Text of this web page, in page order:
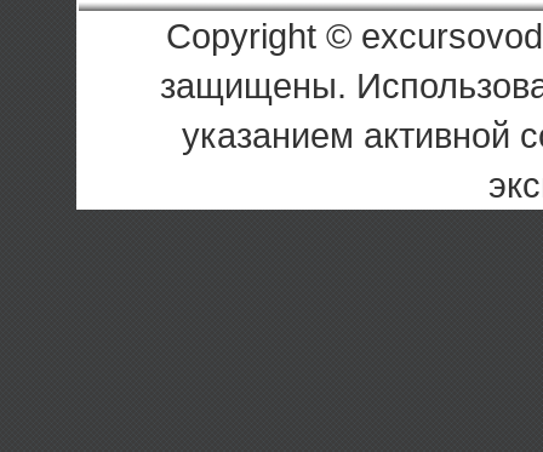
Copyright ©
защищены.
указанием активной